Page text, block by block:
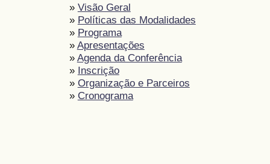
» Visão Geral
» Políticas das Modalidades
» Programa
» Apresentações
» Agenda da Conferência
» Inscrição
» Organização e Parceiros
» Cronograma